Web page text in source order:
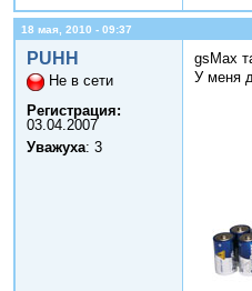
18 мая, 2010 - 09:37
PUHH
Не в сети
Регистрация:
03.04.2007
Уважуха: 3
gsMax
У меня